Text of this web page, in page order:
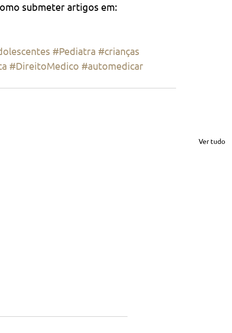
submeter artigos em:
#Pediatra #crianças
#DireitoMedico #automedicar
Ver tudo